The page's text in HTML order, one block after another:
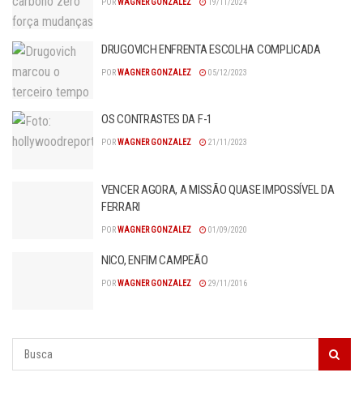
PORWAGNER GONZALEZ 19/11/2024
DRUGOVICH ENFRENTA ESCOLHA COMPLICADA
PORWAGNER GONZALEZ 05/12/2023
OS CONTRASTES DA F-1
PORWAGNER GONZALEZ 21/11/2023
VENCER AGORA, A MISSÃO QUASE IMPOSSÍVEL DA
FERRARI
PORWAGNER GONZALEZ 01/09/2020
NICO, ENFIM CAMPEÃO
PORWAGNER GONZALEZ 29/11/2016